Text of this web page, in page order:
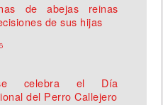
de abejas reinas
de sus hijas
celebra el Día
del Perro Callejero